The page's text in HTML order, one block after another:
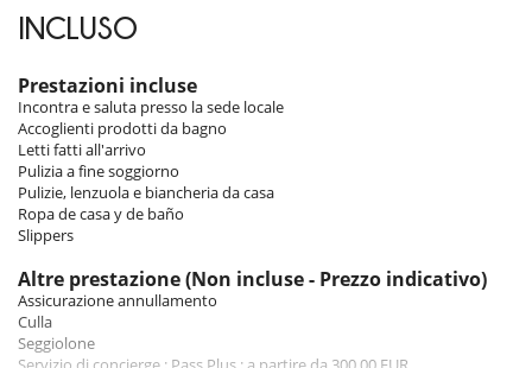
bedroom includes also balcony.
Indoors
The interior decoration is simple but elegant. The amenities are
modern and there is everything you need for your comfort. The
spacious living area is bright all day long and gives direct access to the
balcony.
Outdoors
The balcony of the chalet offers you a view right on the ski slopes and
on the beautiful snow-covered mountains.
INCLUSO
Prestazioni incluse
Incontra e saluta presso la sede locale
Accoglienti prodotti da bagno
Letti fatti all'arrivo
Pulizia a fine soggiorno
Pulizie, lenzuola e biancheria da casa
Ropa de casa y de baño
Slippers
Altre prestazione (Non incluse - Prezzo indicativo)
Assicurazione annullamento
Culla
Seggiolone